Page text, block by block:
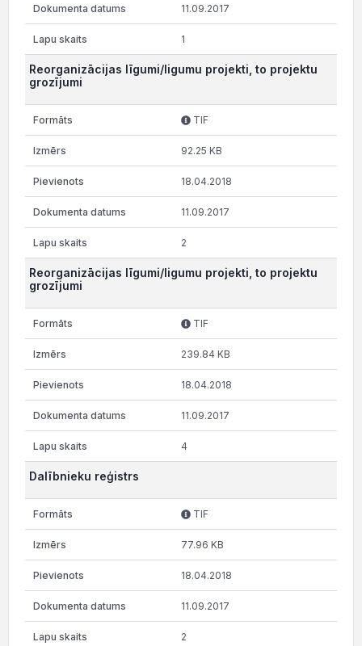
11.09.2017
1
Reorganizācijas līgumi/ligumu projekti, to projektu
grozījumi
TIF
92.25 KB
18.04.2018
11.09.2017
2
Reorganizācijas līgumi/ligumu projekti, to projektu
grozījumi
TIF
239.84 KB
18.04.2018
11.09.2017
4
Dalībnieku reģistrs
TIF
77.96 KB
18.04.2018
11.09.2017
2